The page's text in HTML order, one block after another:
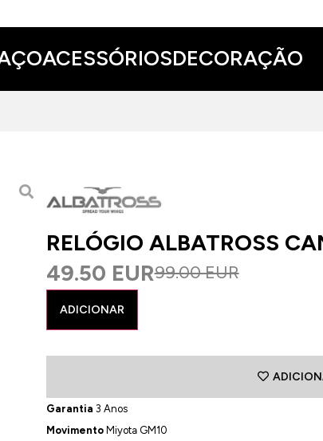
ACESSÓRIOSDECORAÇÃO
RELÓGIO ALBATROSS
49.50 EUR99.00 EUR
ADICIONAR
Garantia 3 Anos
MovimentoMiyota GM10